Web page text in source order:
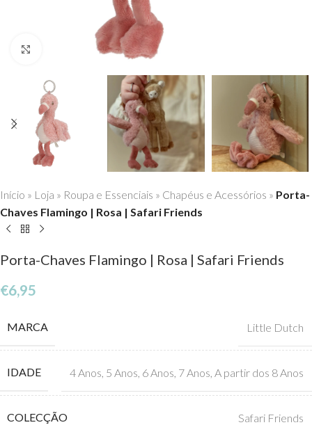
Click to enlarge
Início » Loja » Roupa e Essenciais » Chapéus e Acessórios » Porta-
Chaves Flamingo | Rosa | Safari Friends
Porta-Chaves Flamingo | Rosa | Safari Friends
€6,95
MARCA Little Dutch
IDADE 4 Anos 5 Anos 6 Anos 7 Anos A partir dos 8 Anos
COLECÇÃO Safari Friends